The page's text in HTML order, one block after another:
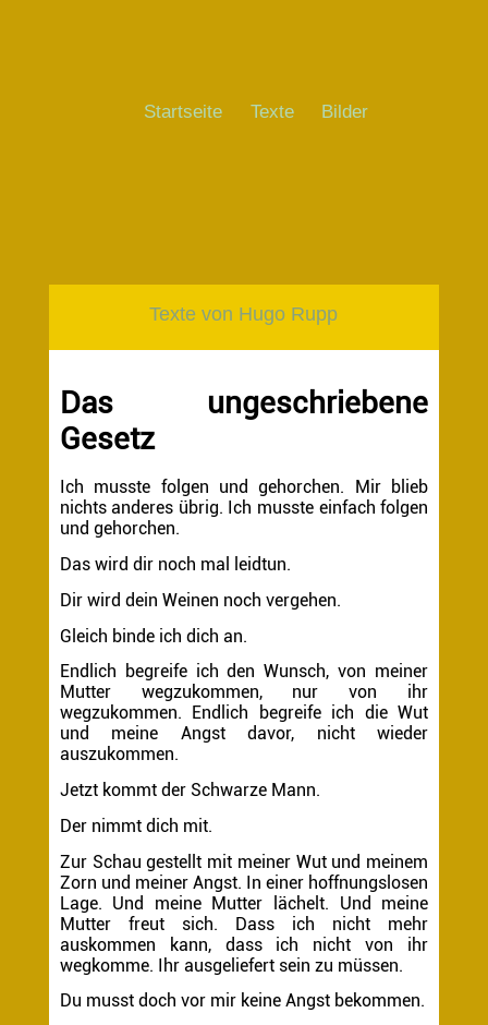
Startseite Texte Bilder
Texte von Hugo Rupp
Das ungeschriebene
Gesetz
Ich musste folgen und gehorchen. Mir blieb
nichts anderes übrig. Ich musste einfach folgen
und gehorchen.
Das wird dir noch mal leidtun.
Dir wird dein Weinen noch vergehen.
Gleich binde ich dich an.
Endlich begreife ich den Wunsch, von meiner
Mutter wegzukommen, nur von ihr
wegzukommen. Endlich begreife ich die Wut
und meine Angst davor, nicht wieder
auszukommen.
Jetzt kommt der Schwarze Mann.
Der nimmt dich mit.
Zur Schau gestellt mit meiner Wut und meinem
Zorn und meiner Angst. In einer hoffnungslosen
Lage. Und meine Mutter lächelt. Und meine
Mutter freut sich. Dass ich nicht mehr
auskommen kann, dass ich nicht von ihr
wegkomme. Ihr ausgeliefert sein zu müssen.
Du musst doch vor mir keine Angst bekommen.